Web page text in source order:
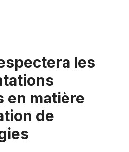
les
en matière
de